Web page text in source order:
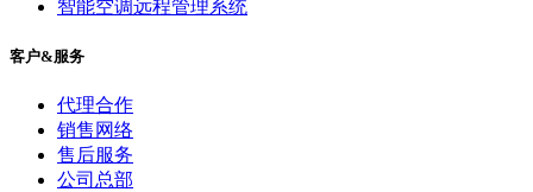
智能空调远程管理系统
客户&服务
代理合作
销售网络
售后服务
公司总部